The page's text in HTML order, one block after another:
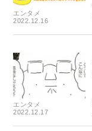
エンタメ
2022.12.16
エンタメ
2022.12.17